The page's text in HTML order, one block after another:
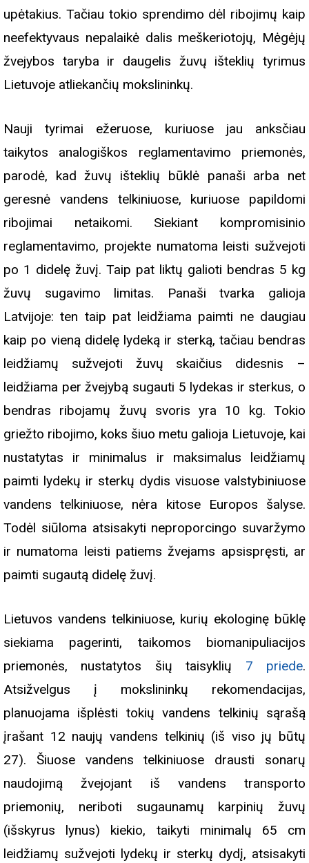
upėtakius. Tačiau tokio sprendimo dėl ribojimų kaip
neefektyvaus nepalaikė dalis meškeriotojų, Mėgėjų
žvejybos taryba ir daugelis žuvų išteklių tyrimus
Lietuvoje atliekančių mokslininkų.
Nauji tyrimai ežeruose, kuriuose jau anksčiau
taikytos analogiškos reglamentavimo priemonės,
parodė, kad žuvų išteklių būklė panaši arba net
geresnė vandens telkiniuose, kuriuose papildomi
ribojimai netaikomi. Siekiant kompromisinio
reglamentavimo, projekte numatoma leisti sužvejoti
po 1 didelę žuvį. Taip pat liktų galioti bendras 5 kg
žuvų sugavimo limitas. Panaši tvarka galioja
Latvijoje: ten taip pat leidžiama paimti ne daugiau
kaip po vieną didelę lydeką ir sterką, tačiau bendras
leidžiamų sužvejoti žuvų skaičius didesnis –
leidžiama per žvejybą sugauti 5 lydekas ir sterkus, o
bendras ribojamų žuvų svoris yra 10 kg. Tokio
griežto ribojimo, koks šiuo metu galioja Lietuvoje, kai
nustatytas ir minimalus ir maksimalus leidžiamų
paimti lydekų ir sterkų dydis visuose valstybiniuose
vandens telkiniuose, nėra kitose Europos šalyse.
Todėl siūloma atsisakyti neproporcingo suvaržymo
ir numatoma leisti patiems žvejams apsispręsti, ar
paimti sugautą didelę žuvį.
Lietuvos vandens telkiniuose, kurių ekologinę būklę
siekiama pagerinti, taikomos biomanipuliacijos
priemonės, nustatytos šių taisyklių 7 priede.
Atsižvelgus į mokslininkų rekomendacijas,
planuojama išplėsti tokių vandens telkinių sąrašą
įrašant 12 naujų vandens telkinių (iš viso jų būtų
27). Šiuose vandens telkiniuose drausti sonarų
naudojimą žvejojant iš vandens transporto
priemonių, neriboti sugaunamų karpinių žuvų
(išskyrus lynus) kiekio, taikyti minimalų 65 cm
leidžiamų sužvejoti lydekų ir sterkų dydį, atsisakyti